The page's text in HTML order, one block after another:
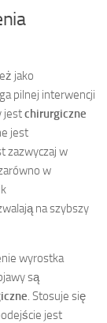
jako
pilnej interwencji
jestchirurgiczne
jest
zazwyczaj w
w
na szybszy
wyrostka
są
. Stosuje się
jest